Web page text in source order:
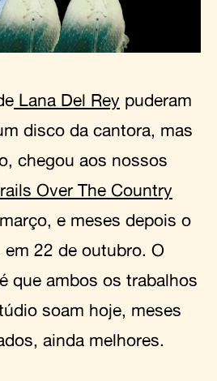
Lana Del Rey puderam
disco da cantora, mas
chegou aos nossos
Over The Country
e meses depois o
em 22 de outubro. O
que ambos os trabalhos
soam hoje, meses
ainda melhores.